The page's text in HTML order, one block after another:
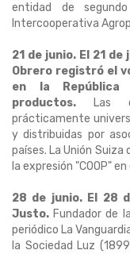
entidad de
Intercooperativa
21 de junio. El 21
Obrero registró el
en la República
productos. Las
prácticamente
y distribuidas por
países. La Unión
la expresión "COOP"
28 de junio. El 28
Justo. Fundador de
periódico La
la Sociedad Luz